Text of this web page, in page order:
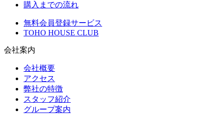
購入までの流れ
無料会員登録サービス
TOHO HOUSE CLUB
会社案内
会社概要
アクセス
弊社の特徴
スタッフ紹介
グループ案内